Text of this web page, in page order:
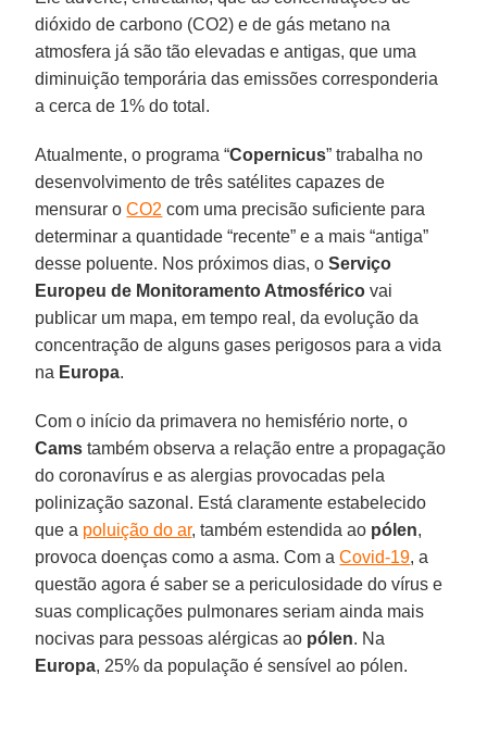
dióxido de carbono (CO2) e de gás metano na
atmosfera já são tão elevadas e antigas, que uma
diminuição temporária das emissões corresponderia
a cerca de 1% do total.
Atualmente, o programa “Copernicus” trabalha no
desenvolvimento de três satélites capazes de
mensurar oCO2 com uma precisão suficiente para
determinar a quantidade “recente” e a mais “antiga”
desse poluente. Nos próximos dias, oServiço
Europeu de Monitoramento Atmosférico vai
publicar um mapa, em tempo real, da evolução da
concentração de alguns gases perigosos para a vida
na Europa.
Com o início da primavera no hemisfério norte, o
Cams também observa a relação entre a propagação
do coronavírus e as alergias provocadas pela
polinização sazonal. Está claramente estabelecido
que a poluição do ar, também estendida ao pólen,
provoca doenças como a asma. Com aCovid-19, a
questão agora é saber se a periculosidade do vírus e
suas complicações pulmonares seriam ainda mais
nocivas para pessoas alérgicas ao pólen. Na
Europa, 25% da população é sensível ao pólen.